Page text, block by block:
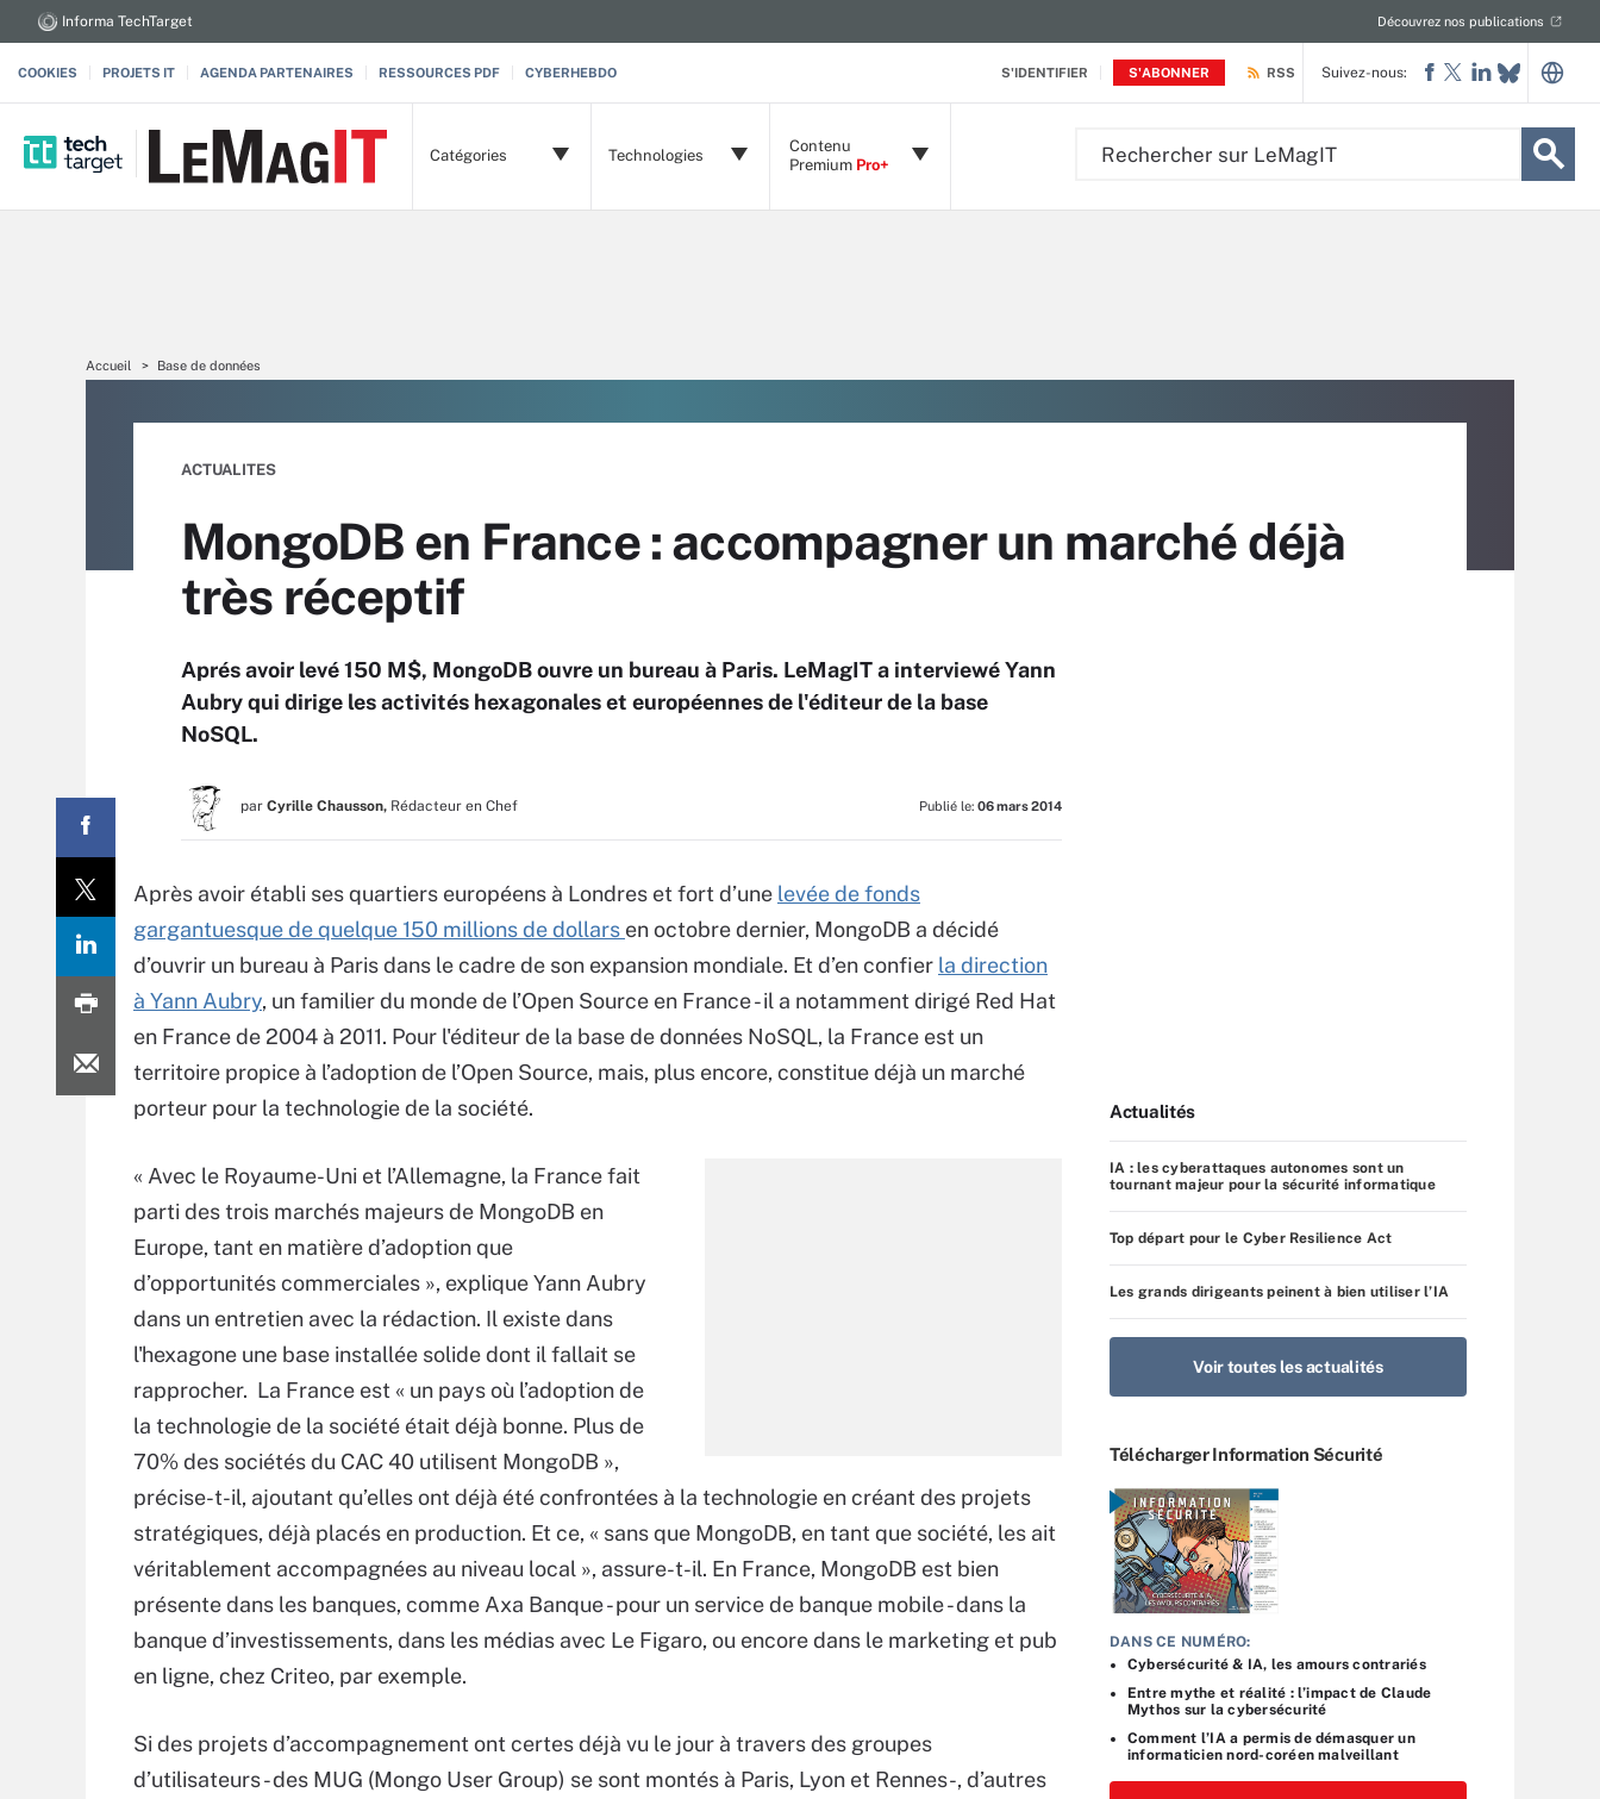
S'IDENTIFIER S'ABONNER
Informa TechTarget Découvrez nos publications
COOKIES PROJETS IT AGENDA PARTENAIRES RESSOURCES PDF CYBERHEBDO RSS
Catégories Technologies
Contenu
Premium Pro+
Suivez-nous:
Accueil Base de données
ACTUALITES
MongoDB en France : accompagner un marché déjà
très réceptif
Aprés avoir levé 150 M$, MongoDB ouvre un bureau à Paris. LeMagIT a interviewé Yann
Aubry qui dirige les activités hexagonales et européennes de l'éditeur de la base
NoSQL.
par Cyrille Chausson, Rédacteur en Chef Publié le: 06 mars 2014
Après avoir établi ses quartiers européens à Londres et fort d’une levée de fonds
gargantuesque de quelque 150 millions de dollars en octobre dernier, MongoDB a décidé
d’ouvrir un bureau à Paris dans le cadre de son expansion mondiale. Et d’en confier la direction
à Yann Aubry, un familier du monde de l’Open Source en France - il a notamment dirigé Red Hat
en France de 2004 à 2011. Pour l'éditeur de la base de données NoSQL, la France est un
territoire propice à l’adoption de l’Open Source, mais, plus encore, constitue déjà un marché
porteur pour la technologie de la société.
« Avec le Royaume-Uni et l’Allemagne, la France fait
parti des trois marchés majeurs de MongoDB en
Europe, tant en matière d’adoption que
d’opportunités commerciales », explique Yann Aubry
dans un entretien avec la rédaction. Il existe dans
l'hexagone une base installée solide dont il fallait se
rapprocher. La France est « un pays où l’adoption de
la technologie de la société était déjà bonne. Plus de
70% des sociétés du CAC 40 utilisent MongoDB »,
précise-t-il, ajoutant qu’elles ont déjà été confrontées à la technologie en créant des projets
stratégiques, déjà placés en production. Et ce, « sans que MongoDB, en tant que société, les ait
véritablement accompagnées au niveau local », assure-t-il. En France, MongoDB est bien
présente dans les banques, comme Axa Banque - pour un service de banque mobile - dans la
banque d’investissements, dans les médias avec Le Figaro, ou encore dans le marketing et pub
en ligne, chez Criteo, par exemple.
Si des projets d’accompagnement ont certes déjà vu le jour à travers des groupes
d’utilisateurs - des MUG (Mongo User Group) se sont montés à Paris, Lyon et Rennes-, d’autres
Actualités
IA : les cyberattaques autonomes sont un
tournant majeur pour la sécurité informatique
Top départ pour le Cyber Resilience Act
Les grands dirigeants peinent à bien utiliser l’IA
Voir toutes les actualités
Télécharger Information Sécurité
DANS CE NUMÉRO:
Cybersécurité & IA, les amours contrariés
Entre mythe et réalité : l’impact de Claude
Mythos sur la cybersécurité
Comment l’IA a permis de démasquer un
informaticien nord-coréen malveillant